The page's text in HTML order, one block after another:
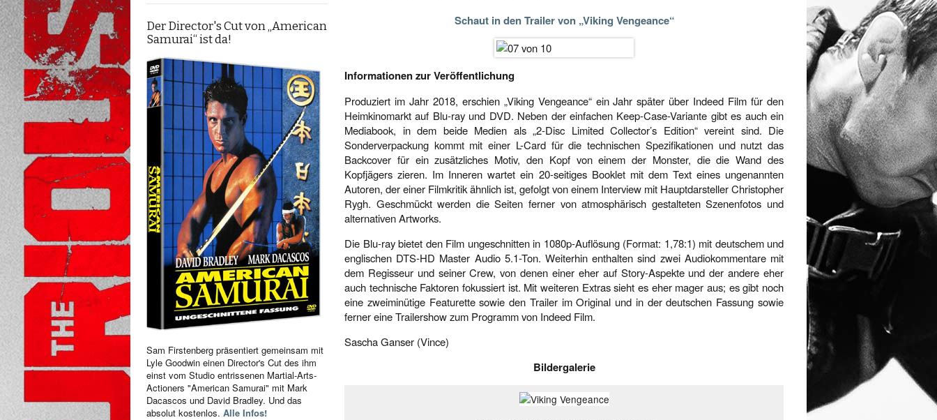
Der Director's Cut von „American
Samurai“ ist da!
Sam Firstenberg präsentiert gemeinsam mit
Lyle Goodwin einen Director's Cut des ihm
einst vom Studio entrissenen Martial-Arts-
Actioners "American Samurai" mit Mark
Dacascos und David Bradley. Und das
absolut kostenlos. Alle Infos!
Schaut in den Trailer von „Viking Vengeance“
Informationen zur Veröffentlichung
Produziert im Jahr 2018, erschien „Viking Vengeance“ ein Jahr später über Indeed Film für den
Heimkinomarkt auf Blu-ray und DVD. Neben der einfachen Keep-Case-Variante gibt es auch ein
Mediabook, in dem beide Medien als „2-Disc Limited Collector’s Edition“ vereint sind. Die
Sonderverpackung kommt mit einer L-Card für die technischen Spezifikationen und nutzt das
Backcover für ein zusätzliches Motiv, den Kopf von einem der Monster, die die Wand des
Kopfjägers zieren. Im Inneren wartet ein 20-seitiges Booklet mit dem Text eines ungenannten
Autoren, der einer Filmkritik ähnlich ist, gefolgt von einem Interview mit Hauptdarsteller Christopher
Rygh. Geschmückt werden die Seiten ferner von atmosphärisch gestalteten Szenenfotos und
alternativen Artworks.
Die Blu-ray bietet den Film ungeschnitten in 1080p-Auflösung (Format: 1,78:1) mit deutschem und
englischen DTS-HD Master Audio 5.1-Ton. Weiterhin enthalten sind zwei Audiokommentare mit
dem Regisseur und seiner Crew, von denen einer eher auf Story-Aspekte und der andere eher
auch technische Faktoren fokussiert ist. Mit weiteren Extras sieht es eher mager aus; es gibt noch
eine zweiminütige Featurette sowie den Trailer im Original und in der deutschen Fassung sowie
ferner eine Trailershow zum Programm von Indeed Film.
Sascha Ganser (Vince)
Bildergalerie